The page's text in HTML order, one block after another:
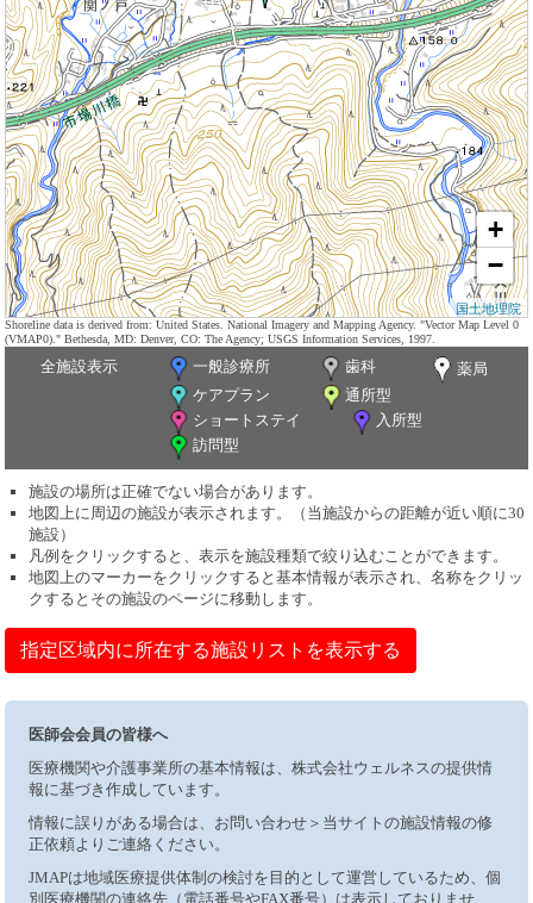
+
−
国土地理院
Shoreline data is derived from: United States. National Imagery and Mapping Agency. "Vector Map Level 0
(VMAP0)." Bethesda, MD: Denver, CO: The Agency; USGS Information Services, 1997.
全施設表示 一般診療所 歯科
薬局
ケアプラン
通所型
ショートステイ
入所型
訪問型
施設の場所は正確でない場合があります。
地図上に周辺の施設が表示されます。（当施設からの距離が近い順に30
施設）
凡例をクリックすると、表示を施設種類で絞り込むことができます。
地図上のマーカーをクリックすると基本情報が表示され、名称をクリッ
クするとその施設のページに移動します。
指定区域内に所在する施設リストを表示する
医師会会員の皆様へ
医療機関や介護事業所の基本情報は、株式会社ウェルネスの提供情
報に基づき作成しています。
情報に誤りがある場合は、お問い合わせ＞当サイトの施設情報の修
正依頼よりご連絡ください。
JMAPは地域医療提供体制の検討を目的として運営しているため、個
別医療機関の連絡先（電話番号やFAX番号）は表示しておりませ